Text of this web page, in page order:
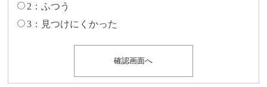
2：ふつう
3：見つけにくかった